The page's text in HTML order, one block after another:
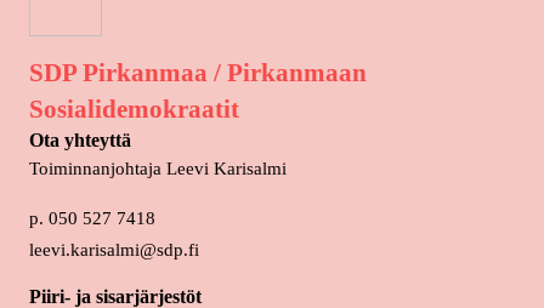
SDP Pirkanmaa / Pirkanmaan
Sosialidemokraatit
Ota yhteyttä
Toiminnanjohtaja Leevi Karisalmi
p. 050 527 7418
leevi.karisalmi@sdp.fi
Piiri- ja sisarjärjestöt